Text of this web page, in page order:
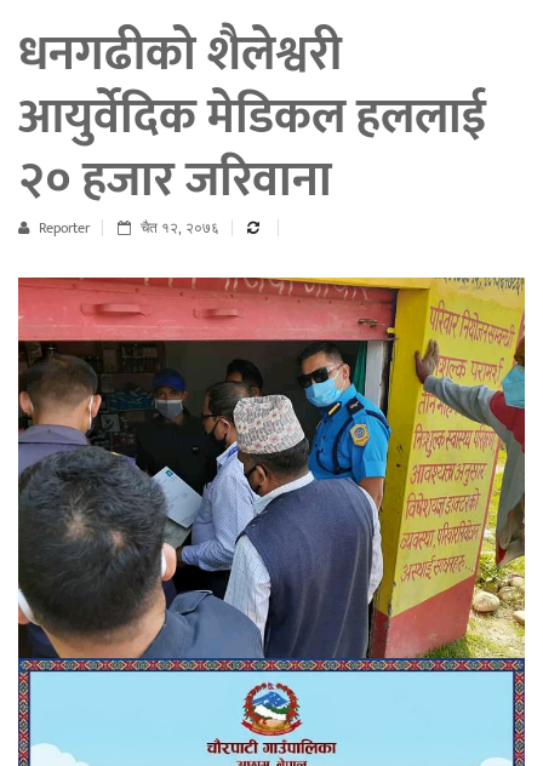
धनगढीको शैलेश्वरी
आयुर्वेदिक मेडिकल हललाई
२० हजार जरिवाना
Reporter चैत १२, २०७६